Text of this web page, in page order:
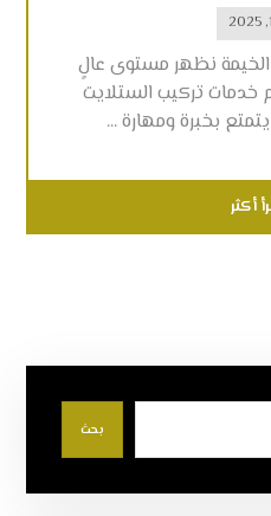
نظهر مستوى عالٍ
خدمات تركيب الستلايت
بخبرة ومهارة ...
أكثر
بحث